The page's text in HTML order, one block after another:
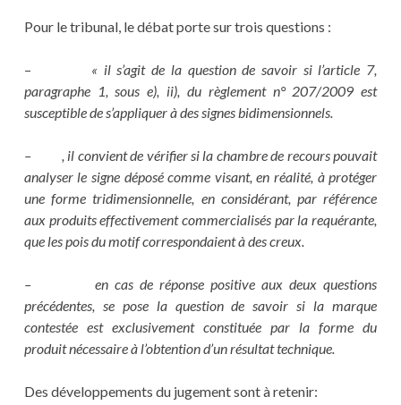
Pour le tribunal, le débat porte sur trois questions :
–
« il s’agit de la question de savoir si l’article 7,
paragraphe 1, sous e), ii), du règlement n° 207/2009 est
susceptible de s’appliquer à des signes bidimensionnels.
– , il convient de vérifier si la chambre de recours pouvait
analyser le signe déposé comme visant, en réalité, à protéger
une forme tridimensionnelle, en considérant, par référence
aux produits effectivement commercialisés par la requérante,
que les pois du motif correspondaient à des creux.
– en cas de réponse positive aux deux questions
précédentes, se pose la question de savoir si la marque
contestée est exclusivement constituée par la forme du
produit nécessaire à l’obtention d’un résultat technique.
Des développements du jugement sont à retenir: